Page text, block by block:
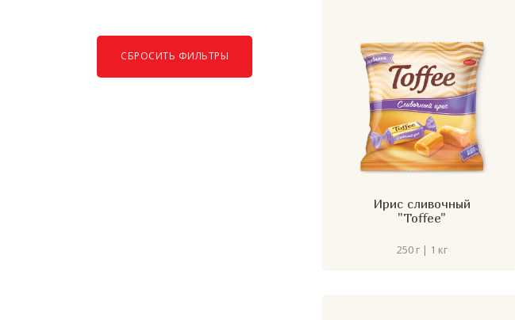
СБРОСИТЬ ФИЛЬТРЫ
Ирис сливочный
"Toffee"
250 г | 1 кг